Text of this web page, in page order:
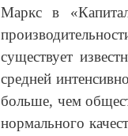
Маркс в
существует
средней
больше, чем
нормального